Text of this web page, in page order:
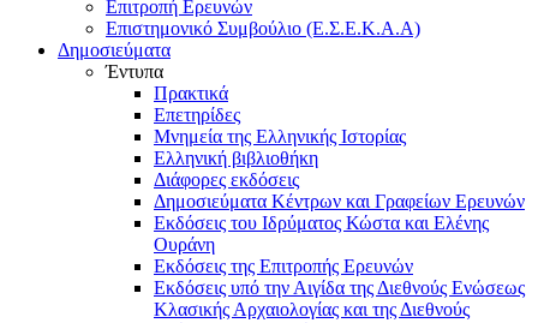
Επιτροπή Ερευνών
Επιστημονικό Συμβούλιο (Ε.Σ.Ε.Κ.Α.Α)
Δημοσιεύματα
Έντυπα
Πρακτικά
Επετηρίδες
Μνημεία της Ελληνικής Ιστορίας
Ελληνική βιβλιοθήκη
Διάφορες εκδόσεις
Δημοσιεύματα Κέντρων και Γραφείων Ερευνών
Εκδόσεις του Ιδρύματος Κώστα και Ελένης
Ουράνη
Εκδόσεις της Επιτροπής Ερευνών
Εκδόσεις υπό την Αιγίδα της Διεθνούς Ενώσεως
Κλασικής Αρχαιολογίας και της Διεθνούς